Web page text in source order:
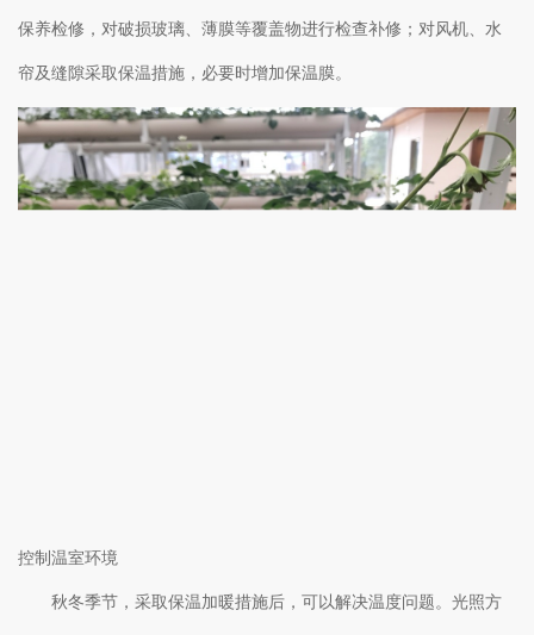
保养检修，对破损玻璃、薄膜等覆盖物进行检查补修；对风机、水
帘及缝隙采取保温措施，必要时增加保温膜。
控制温室环境
秋冬季节，采取保温加暖措施后，可以解决温度问题。光照方